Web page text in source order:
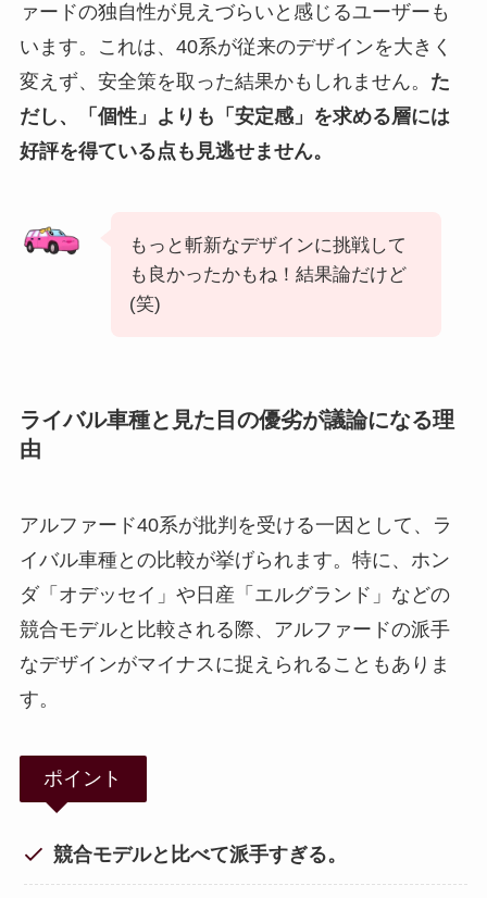
ァードの独自性が見えづらいと感じるユーザーも
います。これは、40系が従来のデザインを大きく
変えず、安全策を取った結果かもしれません。 た
だし、「個性」よりも「安定感」を求める層には
好評を得ている点も見逃せません。
もっと斬新なデザインに挑戦して
も良かったかもね！結果論だけど
(笑)
ライバル車種と見た目の優劣が議論になる理
由
アルファード40系が批判を受ける一因として、ラ
イバル車種との比較が挙げられます。特に、ホン
ダ「オデッセイ」や日産「エルグランド」などの
競合モデルと比較される際、アルファードの派手
なデザインがマイナスに捉えられることもありま
す。
ポイント
競合モデルと比べて派手すぎる。